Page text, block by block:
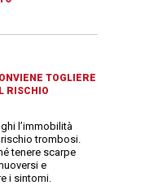
TOGLIERE
RISCHIO
l’immobilità
trombosi.
tenere scarpe
e
i sintomi.